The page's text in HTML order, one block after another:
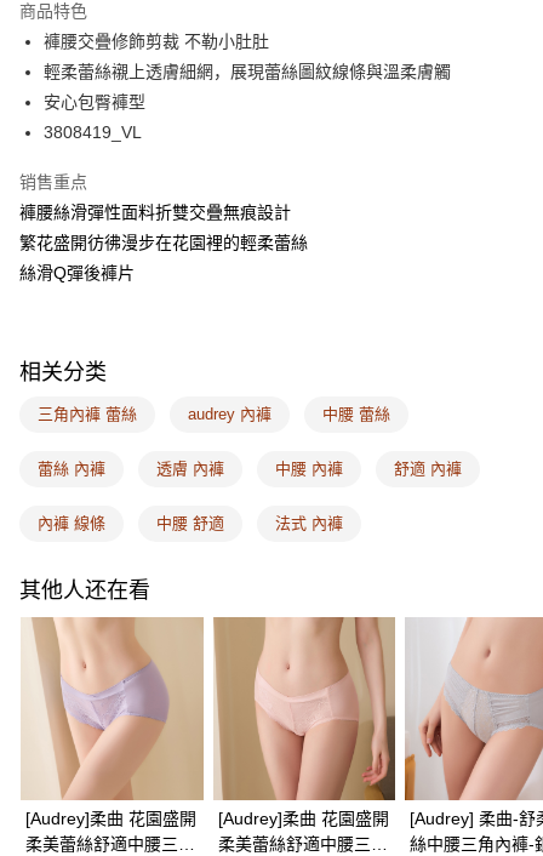
Google Pay
PXPay Plus
Plus PAY
相关说明
一、關於 AFTEE先享後付
1. 於付款方式選擇AFTEE先享後付，將跳出AFTEE先享後付手機驗證視
窗。
2. 進行簡訊驗證之後，即可完成結帳手續。
5. 收到商品當下無需繳費，確認無誤後，請再利用繳費通知簡訊或AFTEE
出。使用AFTEE下訂可以延長您收到商品前的繳費天數，但無法保證一定能
1. 初次使用 AFTEE 時，將依認證結果及本公司審查結果，核予每個人不同
之上限額度
2. 結帳金額須大於NT$30
3. 目前僅支援台灣會員
三、聲明條款
「AFTEE先享後付」(下稱本服務)乃由恩沛科技股份有限公司(下稱 AFTEE )
所提供，並由 AFTEE 向您收取款項。因使用本服務所須提供之個人資料(包
含但不限於訂購人姓名、電話，收件人姓名、電話、收件地址)，將交付予
AFTEE 於本服務必要服務範圍內運用。關於 AFTEE 對於個人資料之蒐集、
處理、利用，詳參 AFTEE 官網之『個人資料蒐集、處理及利用告知聲明』
ATM付款
每笔NT$100，满NT$1,500(含以上)免运费
付款後全家取貨
每笔NT$100，满NT$1,500(含以上)免运费
每笔NT$100，满NT$1,500(含以上)免运费
宅配
每笔NT$100，满NT$1,500(含以上)免运费
EASY SHOP門市速取
免运费
海外配送 查看运费
商品特色
褲腰交疊修飾剪裁 不勒小肚肚
輕柔蕾絲襯上透膚細網，展現蕾絲圖紋線條與溫柔膚觸
安心包臀褲型
3808419_VL
销售重点
褲腰絲滑彈性面料折雙交疊無痕設計
繁花盛開彷彿漫步在花園裡的輕柔蕾絲
絲滑Q彈後褲片
相关分类
三角內褲 蕾絲 audrey 內褲 中腰 蕾絲
蕾絲 內褲 透膚 內褲 中腰 內褲 舒適 內褲
內褲 線條 中腰 舒適 法式 內褲
其他人还在看
[Audrey]柔曲 花園盛開
柔美蕾絲舒適中腰三角
[Audrey]柔曲 花園盛開
柔美蕾絲舒適中腰三角
[Audrey] 柔曲-舒
絲中腰三角內褲-